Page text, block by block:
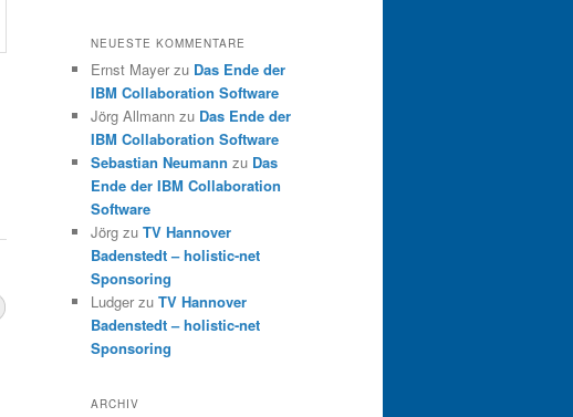
NEUESTE KOMMENTARE
Ernst Mayer zu Das Ende der
IBM Collaboration Software
Jörg Allmann zu Das Ende der
IBM Collaboration Software
Sebastian Neumann zu Das
Ende der IBM Collaboration
Software
Jörg zu TV Hannover
Badenstedt – holistic-net
Sponsoring
Ludger zu TV Hannover
Badenstedt – holistic-net
Sponsoring
ARCHIV